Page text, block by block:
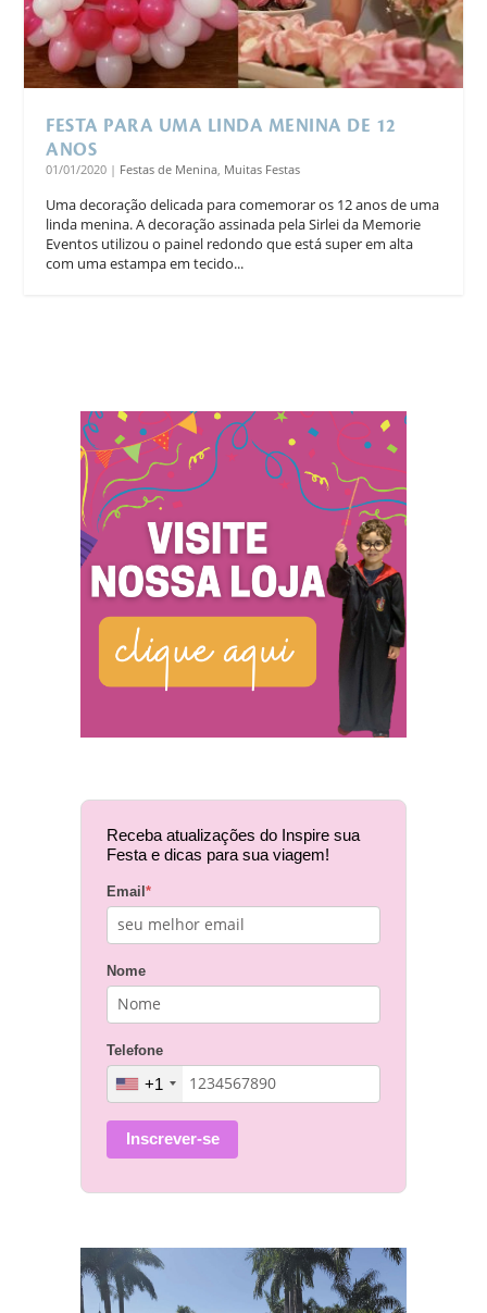
FESTA PARA UMA LINDA MENINA DE 12
ANOS
01/01/2020 | Festas de Menina Muitas Festas
Uma decoração delicada para comemorar os 12 anos de uma
linda menina. A decoração assinada pela Sirlei da Memorie
Eventos utilizou o painel redondo que está super em alta
com uma estampa em tecido...
Receba atualizações do Inspire sua
Festa e dicas para sua viagem!
Email *
Nome
Telefone
+1
Inscrever-se